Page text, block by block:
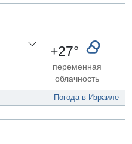
в стену в
в хостеле - Гильбоа
Йоавом Элиаси
+27°
переменная
облачность
Погода в Израиле